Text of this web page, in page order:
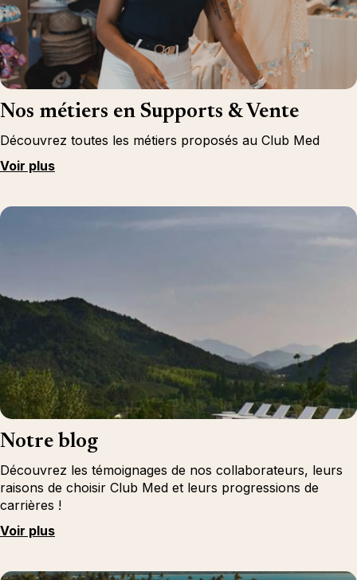
Nos métiers en Supports & Vente
Découvrez toutes les métiers proposés au Club Med
Voir plus
Notre blog
Découvrez les témoignages de nos collaborateurs, leurs
raisons de choisir Club Med et leurs progressions de
carrières !
Voir plus